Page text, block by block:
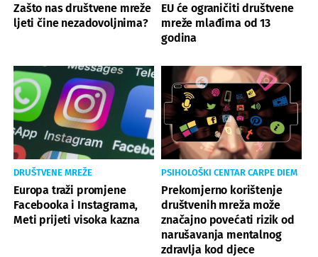
Zašto nas društvene mreže
ljeti čine nezadovoljnima?
EU će ograničiti društvene
mreže mlađima od 13
godina
DRUŠTVENE MREŽE
Europa traži promjene
Facebooka i Instagrama,
Meti prijeti visoka kazna
PSIHOLOŠKI CENTAR CARPE DIEM
Prekomjerno korištenje
društvenih mreža može
značajno povećati rizik od
narušavanja mentalnog
zdravlja kod djece